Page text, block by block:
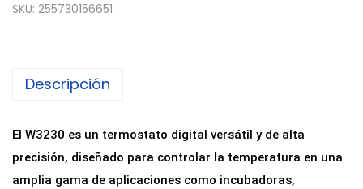
r
s
a
t
o
SKU: 255730156651
Descripción
El W3230 es un termostato digital versátil y de alta
precisión, diseñado para controlar la temperatura en una
amplia gama de aplicaciones como incubadoras,